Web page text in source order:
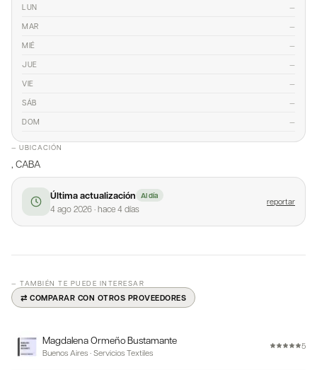
LUN —
MAR —
MIÉ —
JUE —
VIE —
SÁB —
DOM —
— UBICACIÓN
, CABA
Última actualización Al día
4 ago 2026·hace 4 días
reportar
— TAMBIÉN TE PUEDE INTERESAR
⇄ COMPARAR CON OTROS PROVEEDORES
Magdalena Ormeño Bustamante
Buenos Aires · Servicios Textiles
5